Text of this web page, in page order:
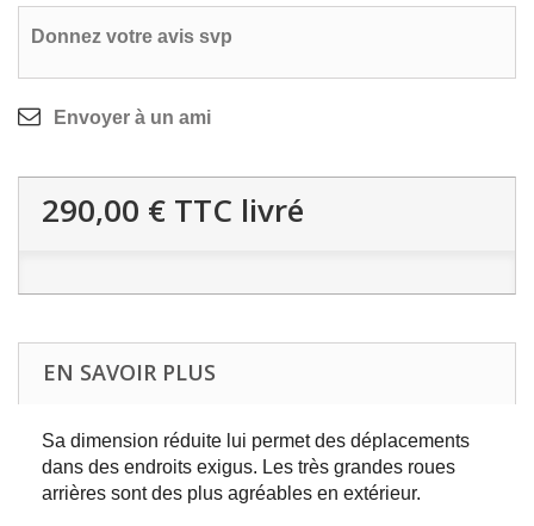
Donnez votre avis svp
Envoyer à un ami
290,00 € TTC livré
EN SAVOIR PLUS
Sa dimension réduite lui permet des déplacements
dans des endroits exigus. Les très grandes roues
arrières sont des plus agréables en extérieur.